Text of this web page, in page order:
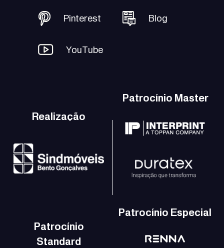
Pinterest Blog
YouTube
Realização
Patrocínio Master
Patrocínio
Standard
Patrocínio Especial